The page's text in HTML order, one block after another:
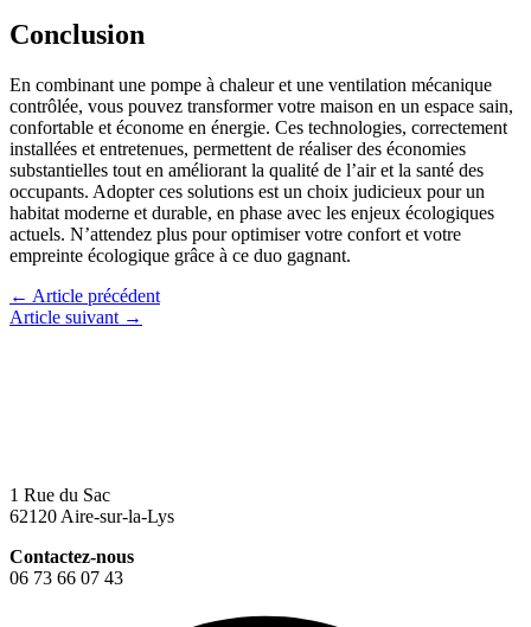
Conclusion
En combinant une pompe à chaleur et une ventilation mécanique
contrôlée, vous pouvez transformer votre maison en un espace sain,
confortable et économe en énergie. Ces technologies, correctement
installées et entretenues, permettent de réaliser des économies
substantielles tout en améliorant la qualité de l’air et la santé des
occupants. Adopter ces solutions est un choix judicieux pour un
habitat moderne et durable, en phase avec les enjeux écologiques
actuels. N’attendez plus pour optimiser votre confort et votre
empreinte écologique grâce à ce duo gagnant.
← Article précédent
Article suivant →
1 Rue du Sac
62120 Aire-sur-la-Lys
Contactez-nous
06 73 66 07 43